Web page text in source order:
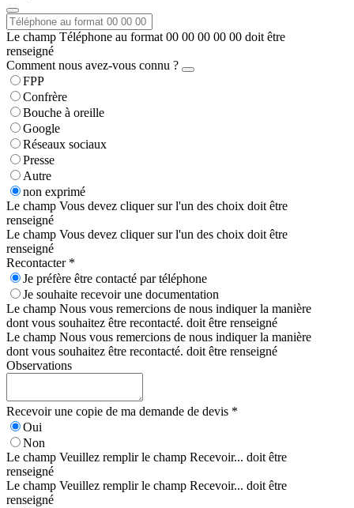
Le champ Téléphone au format 00 00 00 00 00 doit être
renseigné
Comment nous avez-vous connu ?
FPP
Confrère
Bouche à oreille
Google
Réseaux sociaux
Presse
Autre
non exprimé
Le champ Vous devez cliquer sur l'un des choix doit être
renseigné
Le champ Vous devez cliquer sur l'un des choix doit être
renseigné
Recontacter *
Je préfère être contacté par téléphone
Je souhaite recevoir une documentation
Le champ Nous vous remercions de nous indiquer la manière
dont vous souhaitez être recontacté. doit être renseigné
Le champ Nous vous remercions de nous indiquer la manière
dont vous souhaitez être recontacté. doit être renseigné
Observations
Recevoir une copie de ma demande de devis *
Oui
Non
Le champ Veuillez remplir le champ Recevoir... doit être
renseigné
Le champ Veuillez remplir le champ Recevoir... doit être
renseigné